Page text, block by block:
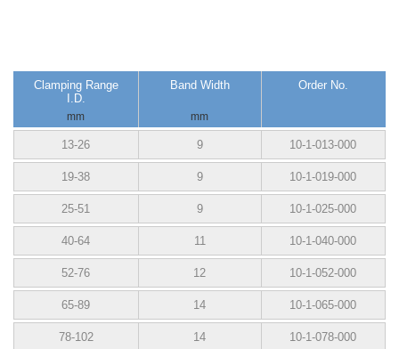
Clamping Range
I.D.
mm
Band Width
mm
Order No.
13-26 9 10-1-013-000
19-38 9 10-1-019-000
25-51 9 10-1-025-000
40-64 11 10-1-040-000
52-76 12 10-1-052-000
65-89 14 10-1-065-000
78-102 14 10-1-078-000